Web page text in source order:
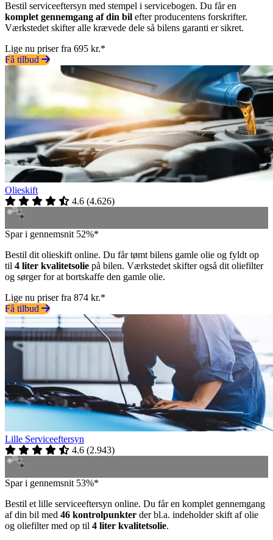
Bestil serviceeftersyn med stempel i servicebogen. Du får en
komplet gennemgang af din bil efter producentens forskrifter.
Værkstedet skifter alle krævede dele så bilens garanti er sikret.
Lige nu priser fra 695 kr.*
Få tilbud
Olieskift
4.6 (4.626)
Spar i gennemsnit 52%*
Bestil dit olieskift online. Du får tømt bilens gamle olie og fyldt op
til 4 liter kvalitetsolie på bilen. Værkstedet skifter også dit oliefilter
og sørger for at bortskaffe den gamle olie.
Lige nu priser fra 874 kr.*
Få tilbud
Lille Serviceeftersyn
4.6 (2.943)
Spar i gennemsnit 53%*
Bestil et lille serviceeftersyn online. Du får en komplet gennemgang
af din bil med 46 kontrolpunkter der bl.a. indeholder skift af olie
og oliefilter med op til 4 liter kvalitetsolie.